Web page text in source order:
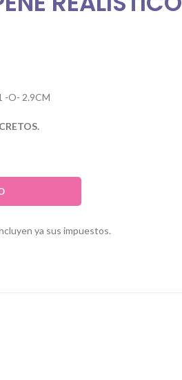
-O- 2.9CM
ya sus impuestos.